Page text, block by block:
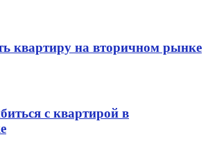
квартиру на вторичном рынке
с квартирой в